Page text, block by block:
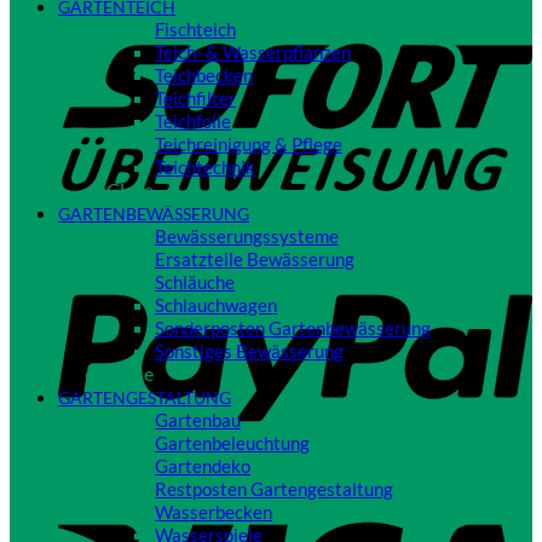
GARTENTEICH
Fischteich
Teich- & Wasserpflanzen
Teichbecken
Teichfilter
Teichfolie
Teichreinigung & Pflege
Teichtechnik
Close
GARTENBEWÄSSERUNG
Bewässerungssysteme
Ersatzteile Bewässerung
Schläuche
Schlauchwagen
Sonderposten Gartenbewässerung
Sonstiges Bewässerung
Close
GARTENGESTALTUNG
Gartenbau
Gartenbeleuchtung
Gartendeko
Restposten Gartengestaltung
Wasserbecken
Wasserspiele